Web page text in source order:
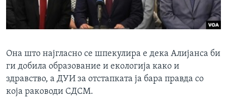
Она што најгласно се шпекулира е дека Алијанса би
ги добила образование и екологија како и
здравство, а ДУИ за отстапката ја бара правда со
која раководи СДСМ.